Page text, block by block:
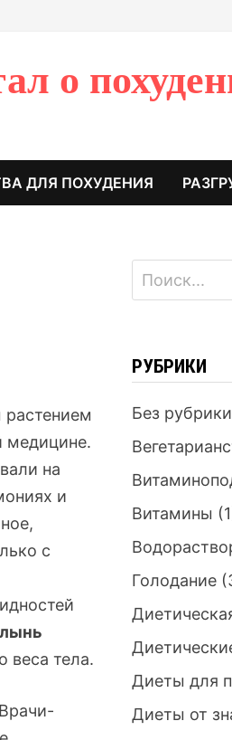
о
ДЛЯ ПОХУДЕНИЯ
медицине.
на
и
с
веса тела.
Врачи-
Найти:
РУБРИКИ
Без рубрики
Витамины
Голодание
Диеты для
Диеты от